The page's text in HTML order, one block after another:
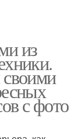
из
с фото